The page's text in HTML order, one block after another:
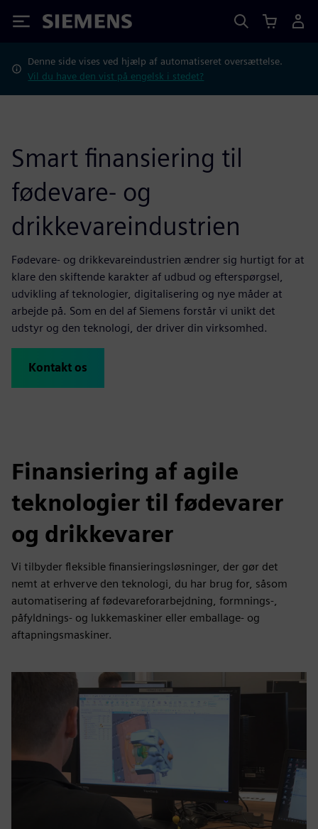
Siemens
Denne side vises ved hjælp af automatiseret oversættelse.
Vil du have den vist på engelsk i stedet?
Smart finansiering til
fødevare- og
drikkevareindustrien
Fødevare- og drikkevareindustrien ændrer sig hurtigt for at
klare den skiftende karakter af udbud og efterspørgsel,
udvikling af teknologier, digitalisering og nye måder at
arbejde på. Som en del af Siemens forstår vi unikt det
udstyr og den teknologi, der driver din virksomhed.
Kontakt os
Finansiering af agile
teknologier til fødevarer
og drikkevarer
Vi tilbyder fleksible finansieringsløsninger, der gør det
nemt at erhverve den teknologi, du har brug for, såsom
automatisering af fødevareforarbejdning, formnings-,
påfyldnings- og lukkemaskiner eller emballage- og
aftapningsmaskiner.